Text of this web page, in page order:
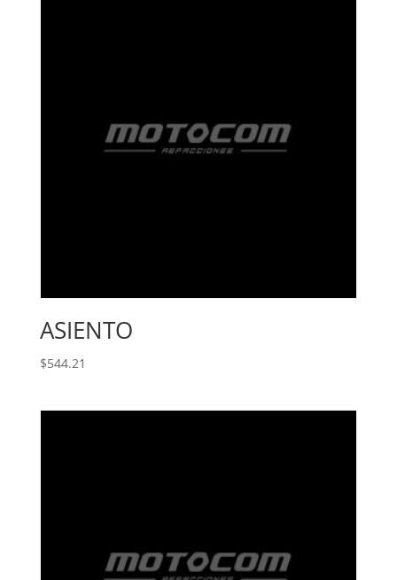
ASIENTO
$544.21